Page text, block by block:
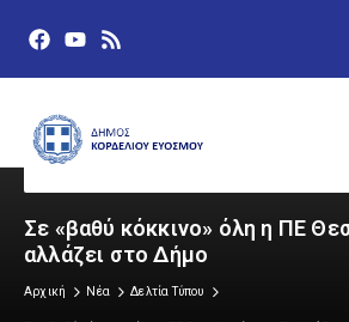
Σε «βαθύ κόκκινο» όλη η ΠΕ
αλλάζει στο Δήμο
Αρχική Νέα Δελτία Τύπου